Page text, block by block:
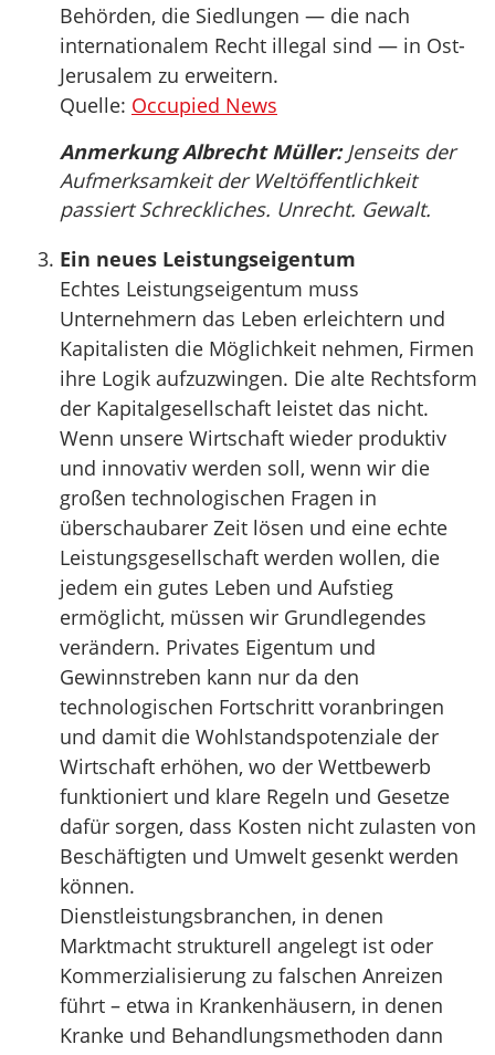
Behörden, die Siedlungen — die nach
internationalem Recht illegal sind — in Ost-
Jerusalem zu erweitern.
Quelle: Occupied News
Anmerkung Albrecht Müller:Jenseits der
Aufmerksamkeit der Weltöffentlichkeit
passiert Schreckliches. Unrecht. Gewalt.
Ein neues Leistungseigentum
Echtes Leistungseigentum muss
Unternehmern das Leben erleichtern und
Kapitalisten die Möglichkeit nehmen, Firmen
ihre Logik aufzuzwingen. Die alte Rechtsform
der Kapitalgesellschaft leistet das nicht.
Wenn unsere Wirtschaft wieder produktiv
und innovativ werden soll, wenn wir die
großen technologischen Fragen in
überschaubarer Zeit lösen und eine echte
Leistungsgesellschaft werden wollen, die
jedem ein gutes Leben und Aufstieg
ermöglicht, müssen wir Grundlegendes
verändern. Privates Eigentum und
Gewinnstreben kann nur da den
technologischen Fortschritt voranbringen
und damit die Wohlstandspotenziale der
Wirtschaft erhöhen, wo der Wettbewerb
funktioniert und klare Regeln und Gesetze
dafür sorgen, dass Kosten nicht zulasten von
Beschäftigten und Umwelt gesenkt werden
können.
Dienstleistungsbranchen, in denen
Marktmacht strukturell angelegt ist oder
Kommerzialisierung zu falschen Anreizen
führt – etwa in Krankenhäusern, in denen
Kranke und Behandlungsmethoden dann